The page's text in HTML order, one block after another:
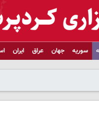
سوریه جهان عراق ایران